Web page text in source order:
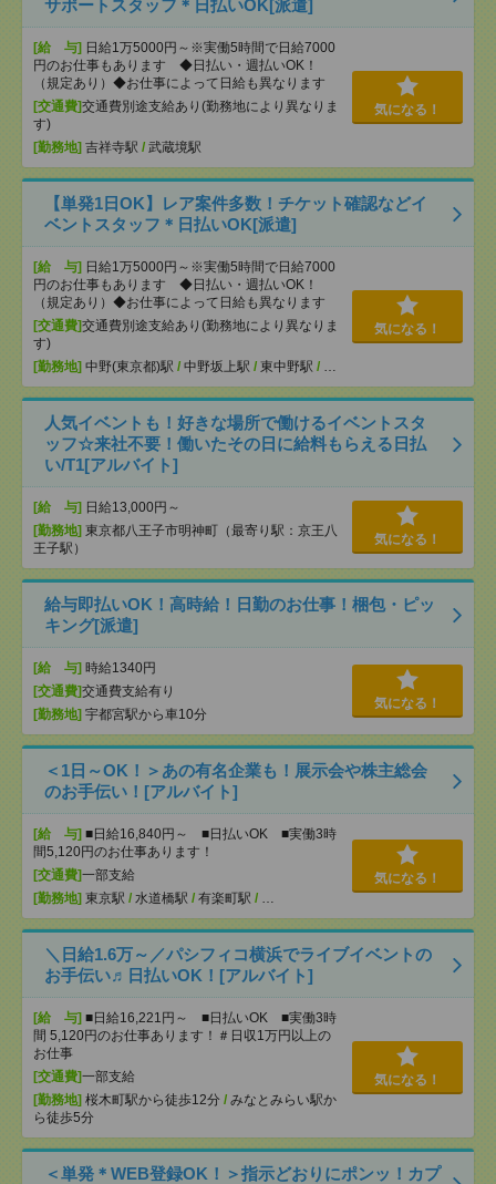
サポートスタッフ＊日払いOK[派遣]
[給 与] 日給1万5000円～※実働5時間で日給7000
円のお仕事もあります ◆日払い・週払いOK！
（規定あり）◆お仕事によって日給も異なります
[交通費]交通費別途支給あり(勤務地により異なりま
す)
[勤務地] 吉祥寺駅 / 武蔵境駅
気になる！
【単発1日OK】レア案件多数！チケット確認などイ
ベントスタッフ＊日払いOK[派遣]
[給 与] 日給1万5000円～※実働5時間で日給7000
円のお仕事もあります ◆日払い・週払いOK！
（規定あり）◆お仕事によって日給も異なります
[交通費]交通費別途支給あり(勤務地により異なりま
す)
[勤務地] 中野(東京都)駅 / 中野坂上駅 / 東中野駅 / …
気になる！
人気イベントも！好きな場所で働けるイベントスタ
ッフ☆来社不要！働いたその日に給料もらえる日払
い/T1[アルバイト]
[給 与] 日給13,000円～
[勤務地] 東京都八王子市明神町（最寄り駅：京王八
王子駅）
気になる！
給与即払いOK！高時給！日勤のお仕事！梱包・ピッ
キング[派遣]
[給 与] 時給1340円
[交通費]交通費支給有り
[勤務地] 宇都宮駅から車10分
気になる！
＜1日～OK！＞あの有名企業も！展示会や株主総会
のお手伝い！[アルバイト]
[給 与] ■日給16,840円～ ■日払いOK ■実働3時
間5,120円のお仕事あります！
[交通費]一部支給
[勤務地] 東京駅 / 水道橋駅 / 有楽町駅 / …
気になる！
＼日給1.6万～／パシフィコ横浜でライブイベントの
お手伝い♬日払いOK！[アルバイト]
[給 与] ■日給16,221円～ ■日払いOK ■実働3時
間 5,120円のお仕事あります！＃日収1万円以上の
お仕事
[交通費]一部支給
[勤務地] 桜木町駅から徒歩12分 / みなとみらい駅か
ら徒歩5分
気になる！
＜単発＊WEB登録OK！＞指示どおりにポンッ！カプ